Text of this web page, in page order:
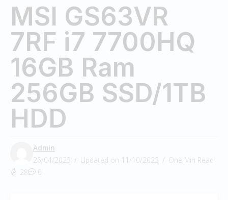
MSI GS63VR
7RF i7 7700HQ
16GB Ram
256GB SSD/1TB
HDD
Admin
26/04/2023
Updated on 11/10/2023
One Min Read
28
0